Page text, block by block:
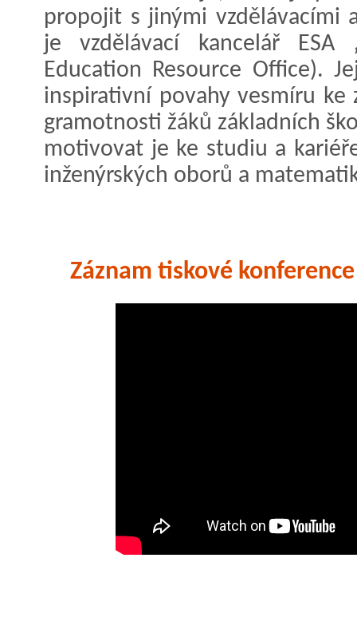
propojit s jinými vzdělávacími
je vzdělávací kancelář ESA
Education Resource Office).
inspirativní povahy vesmíru ke
gramotnosti žáků základních
motivovat je ke studiu a
inženýrských oborů a
Záznam tiskové